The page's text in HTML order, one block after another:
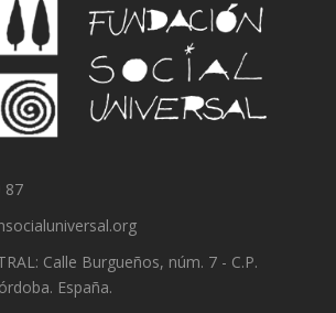
87
Calle Burgueños, núm. 7 - C.P.
España.